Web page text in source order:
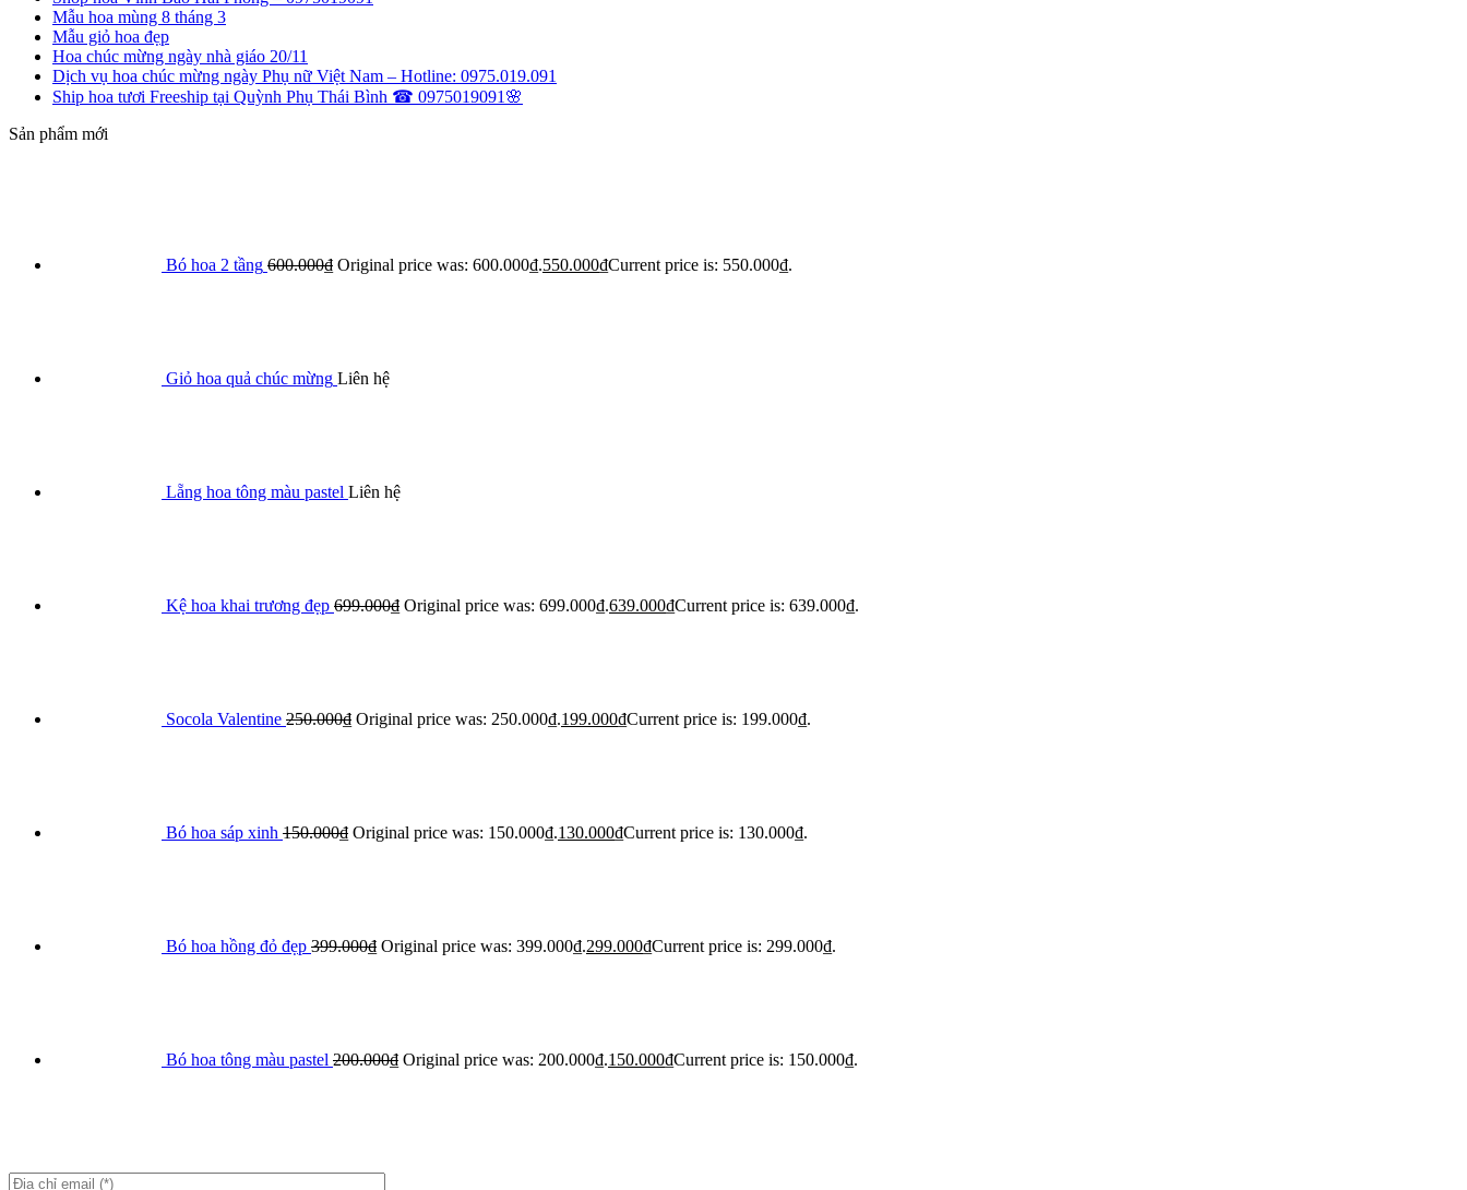
Mẫu hoa mùng 8 tháng 3
Mẫu giỏ hoa đẹp
Hoa chúc mừng ngày nhà giáo 20/11
Dịch vụ hoa chúc mừng ngày Phụ nữ Việt Nam – Hotline: 0975.019.091
Ship hoa tươi Freeship tại Quỳnh Phụ Thái Bình ☎ 0975019091🌸
Sản phẩm mới
Bó hoa 2 tầng 600.000₫ Original price was: 600.000₫.550.000₫Current price is: 550.000₫.
Giỏ hoa quả chúc mừng Liên hệ
Lẵng hoa tông màu pastel Liên hệ
Kệ hoa khai trương đẹp 699.000₫ Original price was: 699.000₫.639.000₫Current price is: 639.000₫.
Socola Valentine 250.000₫ Original price was: 250.000₫.199.000₫Current price is: 199.000₫.
Bó hoa sáp xinh 150.000₫ Original price was: 150.000₫.130.000₫Current price is: 130.000₫.
Bó hoa hồng đỏ đẹp 399.000₫ Original price was: 399.000₫.299.000₫Current price is: 299.000₫.
Bó hoa tông màu pastel 200.000₫ Original price was: 200.000₫.150.000₫Current price is: 150.000₫.